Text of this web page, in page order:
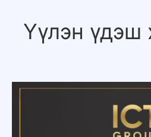
Үүлэн үдэш